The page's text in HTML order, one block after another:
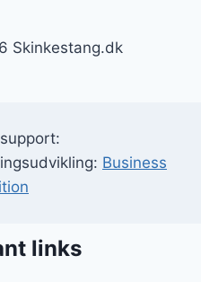
Skinkestang.dk
Business
links